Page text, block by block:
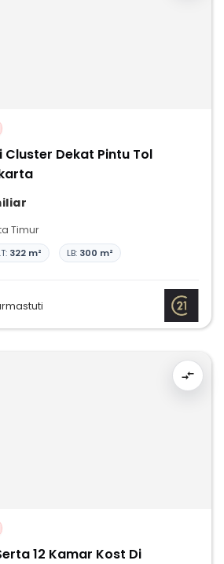
Cluster Dekat Pintu Tol
Timur
322 m² LB: 300 m²
12 Kamar Kost Di